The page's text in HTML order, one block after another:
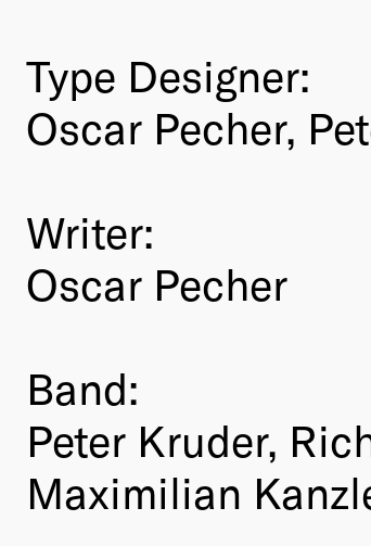
Type Designer:
Oscar Pecher,
Writer:
Oscar Pecher
Band:
Peter Kruder,
Maximilian